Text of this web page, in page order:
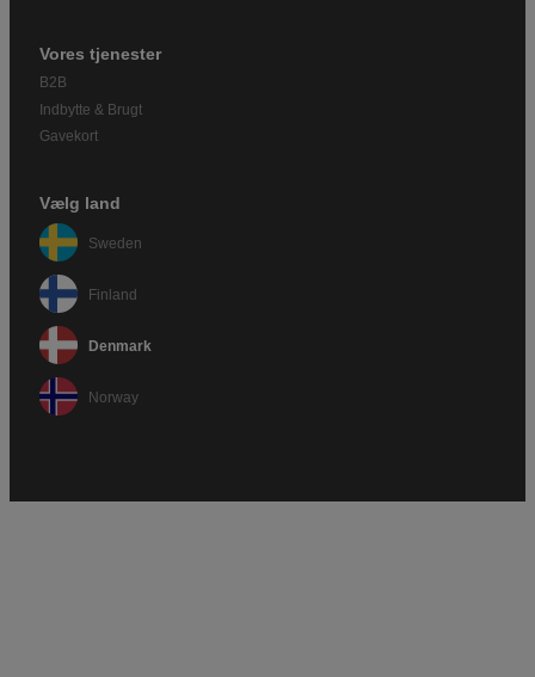
Vores tjenester
B2B
Indbytte & Brugt
Gavekort
Vælg land
Sweden
Finland
Denmark
Norway